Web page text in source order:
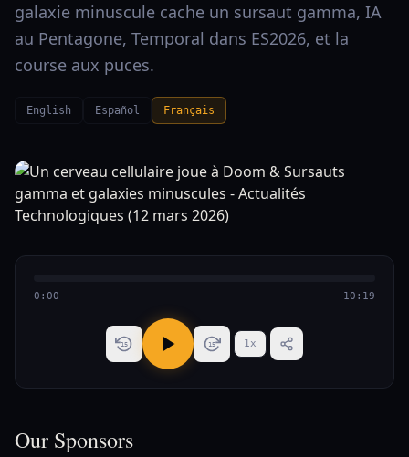
galaxie minuscule cache un sursaut gamma, IA
au Pentagone, Temporal dans ES2026, et la
course aux puces.
English Español Français
0:00 10:19
15 15 1x
Our Sponsors